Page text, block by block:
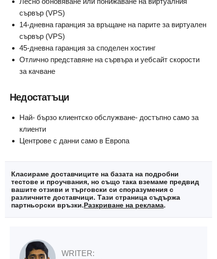
сървър (VPS)
14-дневна гаранция за връщане на парите за виртуален
сървър (VPS)
45-дневна гаранция за споделен хостинг
Отлично представяне на сървъра и уебсайт скорости
за качване
Недостатъци
Най- бързо клиентско обслужване- достъпно само за
клиенти
Центрове с данни само в Европа
Класираме доставчиците на базата на подробни
тестове и проучвания, но също така вземаме предвид
вашите отзиви и търговски си споразумения с
различните доставчици. Тази страница съдържа
партньорски връзки.Разкриване на реклама.
WRITER: